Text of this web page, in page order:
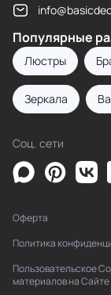
Популярные
Люстры
Зеркала
Соц. сети
Оферта
Политика
Пользовательское
материалов на